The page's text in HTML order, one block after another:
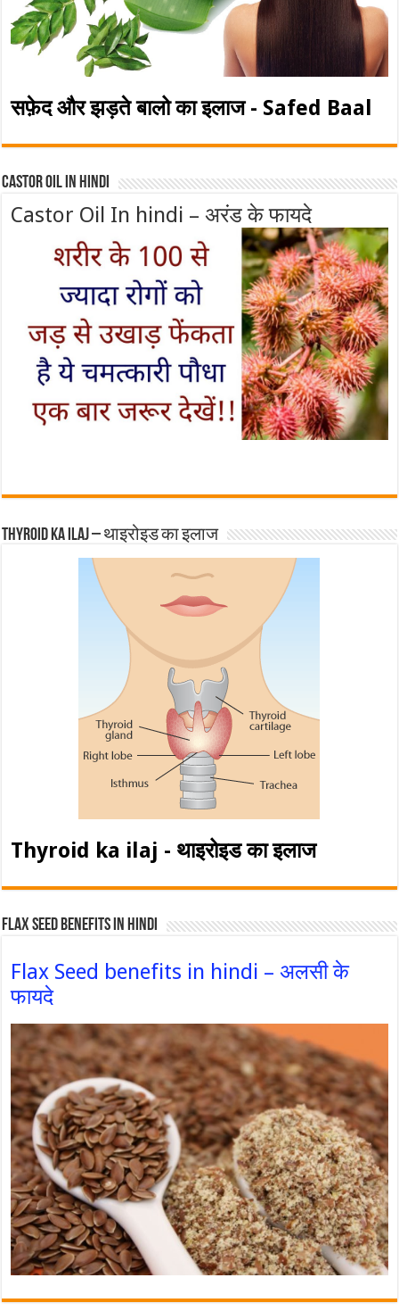
सफ़ेद और झड़ते बालो का इलाज - Safed Baal
Castor Oil In Hindi
Castor Oil In hindi – अरंड के फायदे
Thyroid ka ilaj – थाइरोइड का इलाज
Thyroid ka ilaj - थाइरोइड का इलाज
Flax Seed Benefits in hindi
Flax Seed benefits in hindi – अलसी के
फायदे